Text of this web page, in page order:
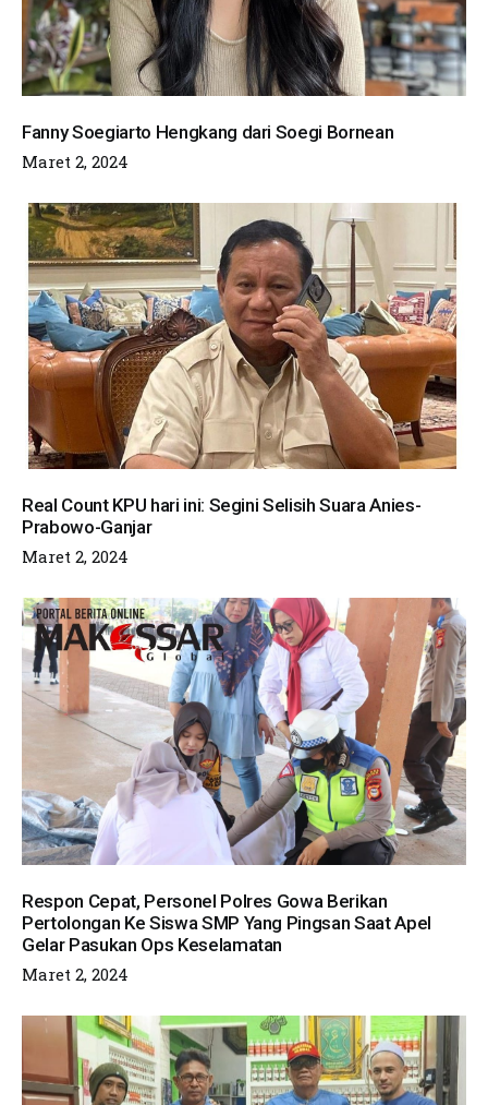
Fanny Soegiarto Hengkang dari Soegi Bornean
Maret 2, 2024
Real Count KPU hari ini: Segini Selisih Suara Anies-
Prabowo-Ganjar
Maret 2, 2024
Respon Cepat, Personel Polres Gowa Berikan
Pertolongan Ke Siswa SMP Yang Pingsan Saat Apel
Gelar Pasukan Ops Keselamatan
Maret 2, 2024